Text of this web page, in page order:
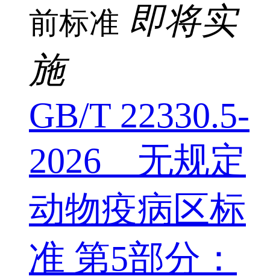
前标准 即将实
施
GB/T 22330.5-
2026 无规定
动物疫病区标
准 第5部分：